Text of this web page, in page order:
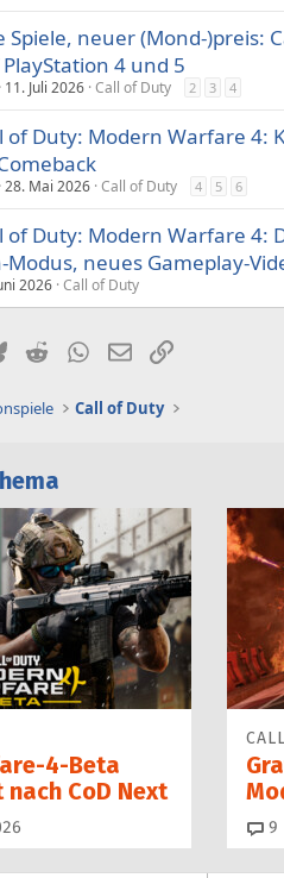
Spiele, neuer (Mond-)preis:
4 und 5
11. Juli 2026 Call of Duty 2 3 4
of Duty: Modern Warfare 4:
28. Mai 2026 Call of Duty 4 5 6
of Duty: Modern Warfare 4:
Modus, neues Gameplay-
2026 Call of Duty
BlueskyRedditWhatsApp
E-MailLink
Call of Duty
4-Beta
CoD Next
9